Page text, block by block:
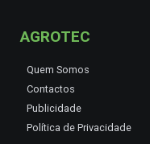
AGROTEC
Quem Somos
Contactos
Publicidade
Política de Privacidade